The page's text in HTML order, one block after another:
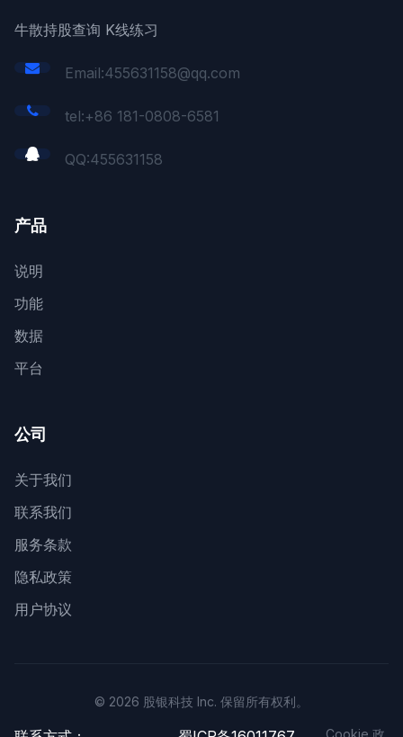
牛散持股查询 K线练习
Email:455631158@qq.com
tel:+86 181-0808-6581
QQ:455631158
产品
说明
功能
数据
平台
公司
关于我们
联系我们
服务条款
隐私政策
用户协议
© 2026 股银科技 Inc. 保留所有权利。
Cookie 政